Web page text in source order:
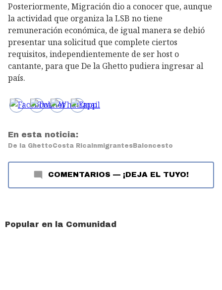
Posteriormente, Migración dio a conocer que, aunque
la actividad que organiza la LSB no tiene
remuneración económica, de igual manera se debió
presentar una solicitud que complete ciertos
requisitos, independientemente de ser host o
cantante, para que De la Ghetto pudiera ingresar al
país.
En esta noticia:
De la GhettoCosta RicaInmigrantesBaloncesto
COMENTARIOS — ¡DEJA EL TUYO!
Popular en la Comunidad